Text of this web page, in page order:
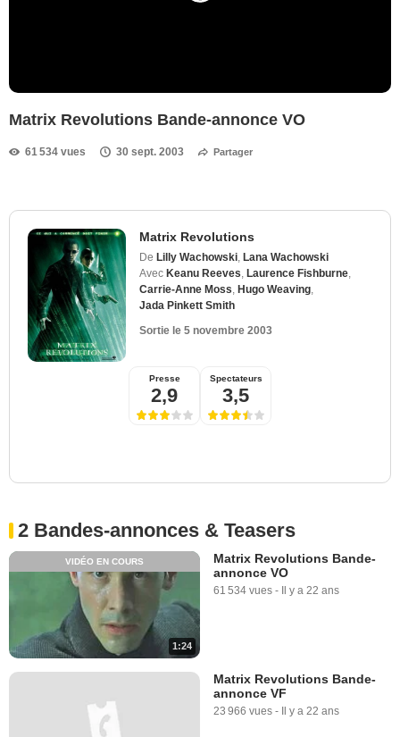
Matrix Revolutions Bande-annonce VO
61 534 vues 30 sept. 2003 Partager
Matrix Revolutions
De Lilly Wachowski Lana Wachowski
Avec Keanu Reeves Laurence Fishburne
Carrie-Anne Moss Hugo Weaving
Jada Pinkett Smith
Sortie le 5 novembre 2003
Presse
2,9
Spectateurs
3,5
2 Bandes-annonces & Teasers
1:24
VIDÉO EN COURS
Matrix Revolutions Bande-
annonce VO
61 534 vues - Il y a 22 ans
Matrix Revolutions Bande-
annonce VF
23 966 vues - Il y a 22 ans